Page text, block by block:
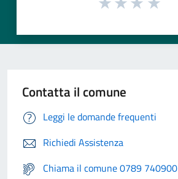
Contatta il comune
Leggi le domande frequenti
Richiedi Assistenza
Chiama il comune 0789 740900